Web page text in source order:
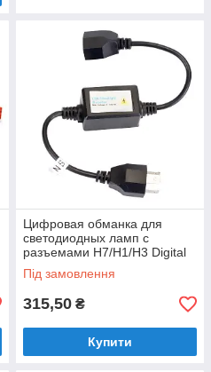
Цифровая обманка для
светодиодных ламп с
разъемами H7/H1/H3 Digital
LED warning canceller
Під замовлення
315,50 ₴
Купити